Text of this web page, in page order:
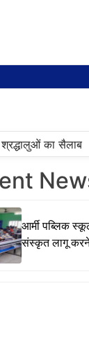
का सैलाब •
आर्मी पब्लिक
संस्कृत लागू